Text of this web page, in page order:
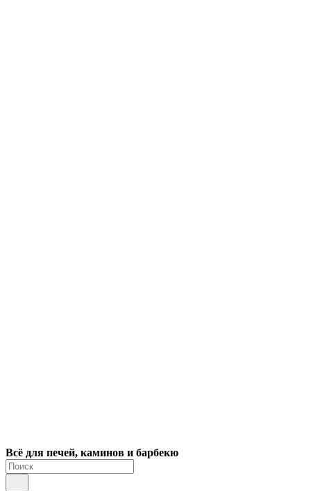
Всё для печей, каминов и барбекю